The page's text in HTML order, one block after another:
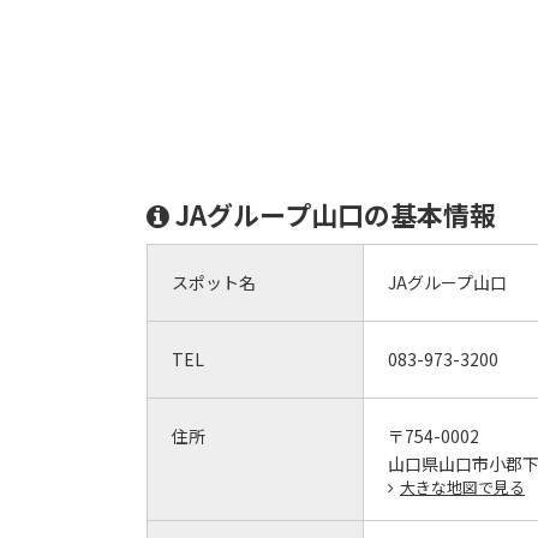
JAグループ山口の基本情報
スポット名 JAグループ山口
TEL 083-973-3200
住所
〒754-0002
山口県山口市小郡
大きな地図で見る